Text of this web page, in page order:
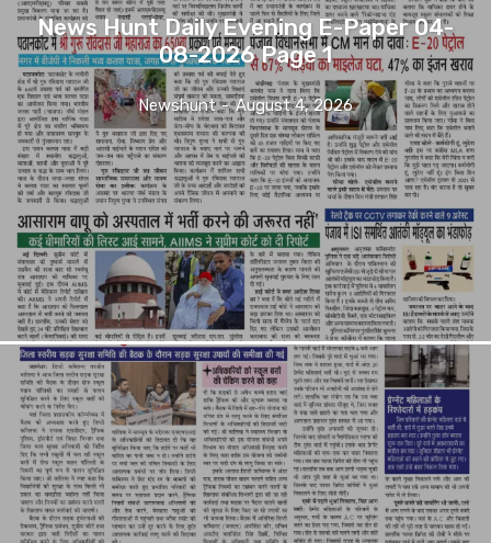
News Hunt Daily Evening E-Paper 04-
08-2026 Page 1
Newshunt - August 4, 2026